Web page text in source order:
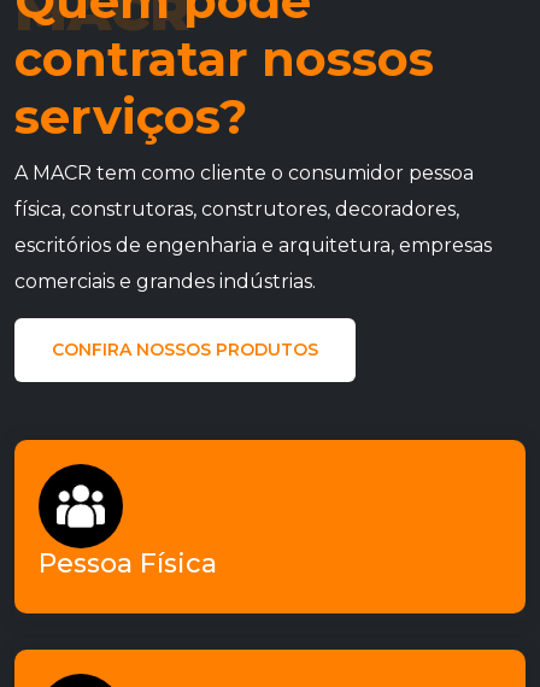
contratar nossos
serviços?
A MACR tem como cliente o consumidor pessoa
física, construtoras, construtores, decoradores,
escritórios de engenharia e arquitetura, empresas
comerciais e grandes indústrias.
CONFIRA NOSSOS PRODUTOS
Pessoa Física
Se você procura por bons portões para instalar
em sua residência, a MACR pode te ajudar!